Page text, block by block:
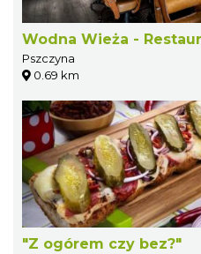
Wodna Wieża -
Pszczyna
0.69 km
"Z ogórem czy bez?"